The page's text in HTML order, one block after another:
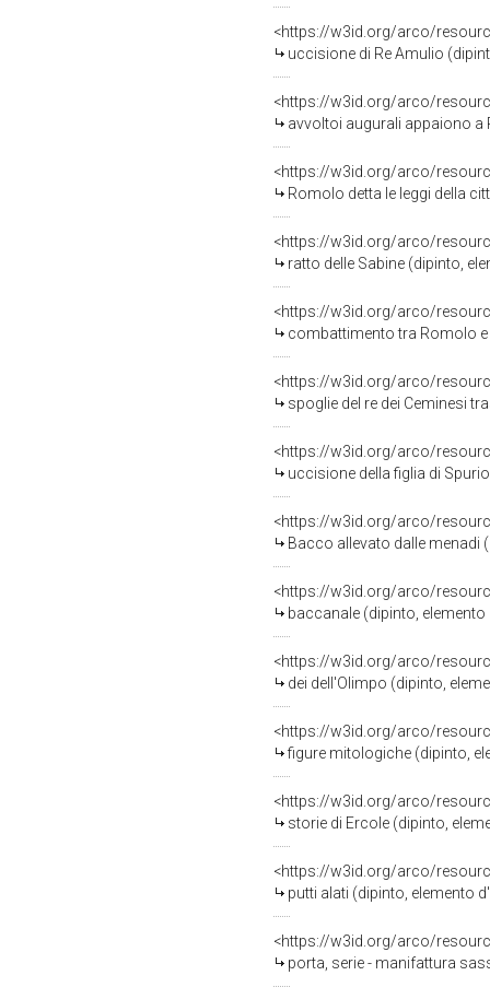
<https://w3id.org/arco/
uccisione di Re Amulio
<https://w3id.org/arco/
avvoltoi augurali appaiono a
<https://w3id.org/arco/
Romolo detta le leggi della
<https://w3id.org/arco/
ratto delle Sabine (dipinto,
<https://w3id.org/arco/
combattimento tra Romolo e
<https://w3id.org/arco/
spoglie del re dei Ceminesi
<https://w3id.org/arco/
uccisione della figlia di Spurio
<https://w3id.org/arco/
Bacco allevato dalle menadi
<https://w3id.org/arco/
baccanale (dipinto,
<https://w3id.org/arco/
dei dell'Olimpo (dipinto,
<https://w3id.org/arco/
figure mitologiche (dipinto,
<https://w3id.org/arco/
storie di Ercole (dipinto,
<https://w3id.org/arco/
putti alati (dipinto, elemento
<https://w3id.org/arco/
porta, serie - manifattura